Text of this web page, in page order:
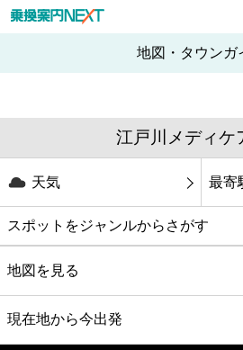
地図・タウンガ
江戸川メディケ
天気 最寄
スポットをジャンルからさがす
グルメ
映画
地図を見る
現在地から今出発